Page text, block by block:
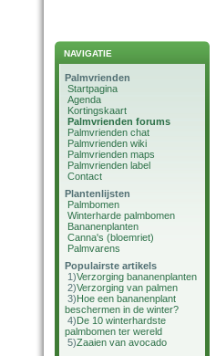
NAVIGATIE
Palmvrienden
Startpagina
Agenda
Kortingskaart
Palmvrienden forums
Palmvrienden chat
Palmvrienden wiki
Palmvrienden maps
Palmvrienden label
Contact
Plantenlijsten
Palmbomen
Winterharde palmbomen
Bananenplanten
Canna's (bloemriet)
Palmvarens
Populairste artikels
1)Verzorging bananenplanten
2)Verzorging van palmen
3)Hoe een bananenplant
beschermen in de winter?
4)De 10 winterhardste
palmbomen ter wereld
5)Zaaien van avocado